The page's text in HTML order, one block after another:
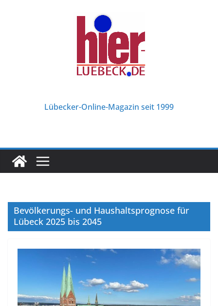
Lübecker-Online-Magazin seit 1999
Bevölkerungs- und Haushaltsprognose für
Lübeck 2025 bis 2045